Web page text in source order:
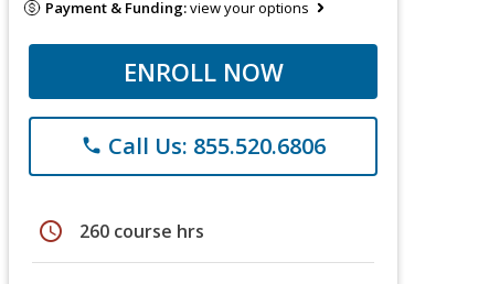
Payment & Funding:view your options
ENROLL NOW
phone Call Us: 855.520.6806
schedule 260 course hrs